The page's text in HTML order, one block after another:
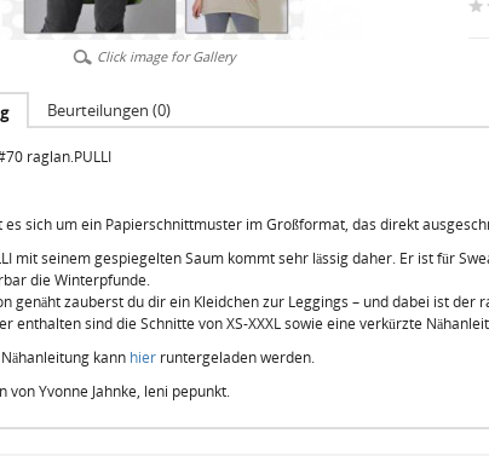
Click image for Gallery
Beurteilungen (0)
raglan.PULLI
es sich um ein Papierschnittmuster im Großformat, das direkt
mit seinem gespiegelten Saum kommt sehr lässig daher. Er ist für
die Winterpfunde.
genäht zauberst du dir ein Kleidchen zur Leggings – und dabei ist
enthalten sind die Schnitte von XS-XXXL sowie eine verkürzte
kann hier runtergeladen werden.
von Yvonne Jahnke, leni pepunkt.